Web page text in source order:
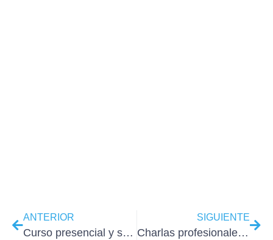
ANTERIOR
Curso presencial y streaming de Elementor Pro
SIGUIENTE
Charlas profesionales por nuestros alumnos